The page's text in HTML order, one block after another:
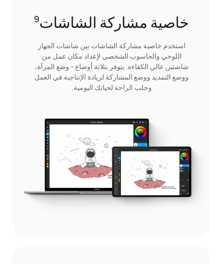
خاصية مشاركة الشاشات9
استخدم خاصية مشاركة الشاشات بين شاشات الجهاز
اللوحي والحاسوب الشخصي لإعداد مكان عمل من
شاشتين عالي الكفاءة. يتوفر بثلاثة أوضاع - وضع المرآة،
ووضع التمديد ووضع المشاركة لزيادة الإنتاجية في العمل
وجلب الراحة لحياتك اليومية.